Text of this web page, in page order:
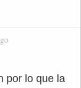
por lo que la